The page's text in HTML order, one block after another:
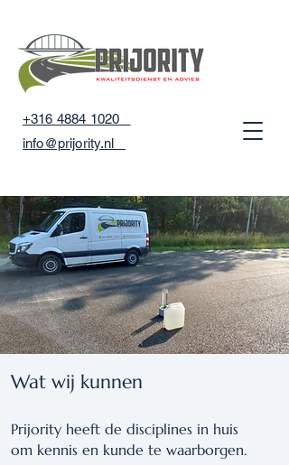
+316 4884 1020
info@prijority.nl
Wat wij kunnen
Prijority heeft de disciplines in huis
om kennis en kunde te waarborgen.